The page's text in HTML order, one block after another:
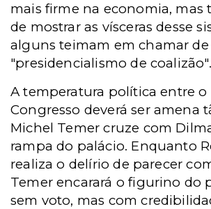
mais firme na economia, mas
de mostrar as vísceras desse
alguns teimam em chamar de
"presidencialismo de coalizão".
A temperatura política entre o
Congresso deverá ser amena
Michel Temer cruze com
rampa do palácio. Enquanto
realiza o delírio de parecer
Temer encarará o figurino do
sem voto, mas com